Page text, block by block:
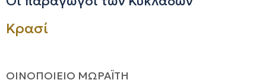
Κρασί
ΟΙΝΟΠΟΙΕΙΟ ΜΩΡΑΪΤΗ